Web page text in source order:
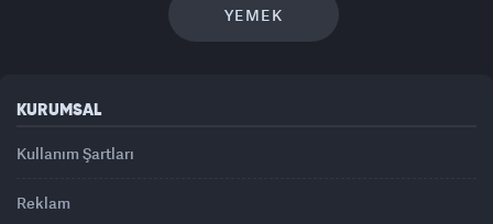
YEMEK
KURUMSAL
Kullanım Şartları
Reklam